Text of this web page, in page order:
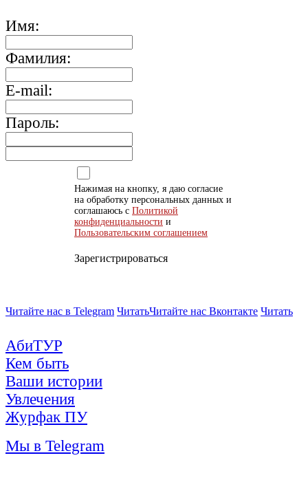
Имя:
Фамилия:
E-mail:
Пароль:
Нажимая на кнопку, я даю согласие
на обработку персональных данных и
соглашаюсь с Политикой
конфиденциальности и
Пользовательским соглашением
Зарегистрироваться
Читайте нас в Telegram ЧитатьЧитайте нас Вконтакте Читать
АбиТУР
Кем быть
Ваши истории
Увлечения
Журфак ПУ
Мы в Telegram